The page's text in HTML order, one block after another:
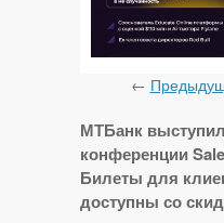
←
МТБанк
конференции
Билеты для
доступны со